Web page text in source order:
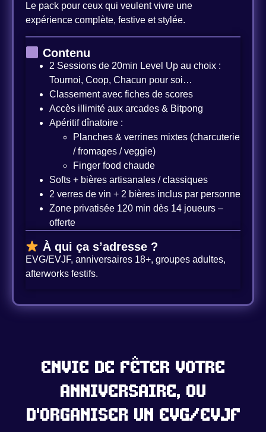
Le pack pour ceux qui veulent vivre une
expérience complète, festive et stylée.
​​ Contenu
2 Sessions de 20min Level Up au choix :
Tournoi, Coop, Chacun pour soi…
Classement avec fiches de scores
Accès illimité aux arcades & Bitpong
Apéritif dînatoire :
Planches & verrines mixtes (charcuterie
/ fromages / veggie)
Finger food chaude
Softs + bières artisanales / classiques
2 verres de vin + 2 bières inclus par personne
Zone privatisée 120 min dès 14 joueurs –
offerte
À qui ça s’adresse ?
EVG/EVJF, anniversaires 18+, groupes adultes,
afterworks festifs.
Envie de fêter votre
anniversaire, ou
d'organiser un EVG/EVJF